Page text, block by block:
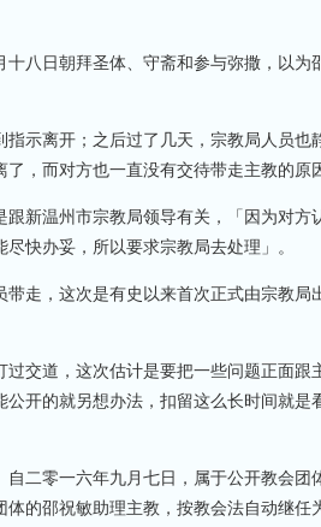
八日朝拜圣体、守斋和参与弥撒，以为
示离开；之后过了几天，宗教局人员也
，而对方也一直没有交待带走主教的原
新温州市宗教局领导有关，「因为对方
快办妥，所以要求宗教局去处理」。
走，这次是有史以来首次正式由宗教局
交道，这次估计是要把一些问题正面跟
开的就另想办法，扣留这么长时间就是
二零一六年九月七日，属于公开教会团
的邵祝敏助理主教，按教会法自动继任